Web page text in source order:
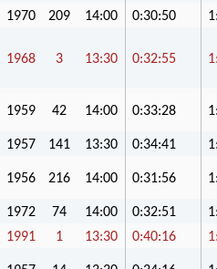
1970 209 14:00 0:30:50
1968 3 13:30 0:32:55
1959 42 14:00 0:33:28
1957 141 13:30 0:34:41
1956 216 14:00 0:31:56
1972 74 14:00 0:32:51
1991 1 13:30 0:40:16